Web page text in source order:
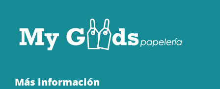
Más información